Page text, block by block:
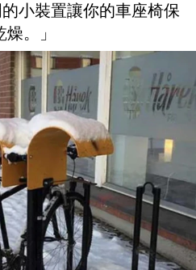
小裝置讓你的車座椅保
燥。」